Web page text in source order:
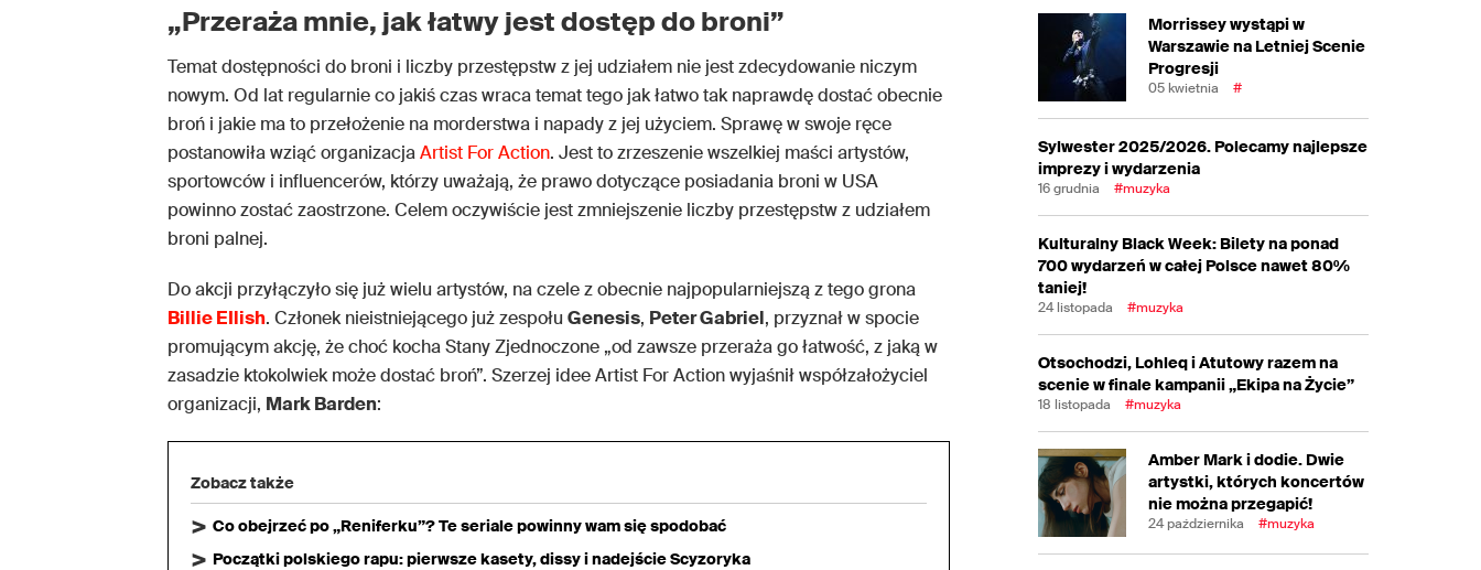
„Przeraża mnie, jak łatwy jest dostęp do broni”
Temat dostępności do broni i liczby przestępstw z jej udziałem nie jest zdecydowanie niczym
nowym. Od lat regularnie co jakiś czas wraca temat tego jak łatwo tak naprawdę dostać obecnie
broń i jakie ma to przełożenie na morderstwa i napady z jej użyciem. Sprawę w swoje ręce
postanowiła wziąć organizacjaArtist For Action. Jest to zrzeszenie wszelkiej maści artystów,
sportowców i influencerów, którzy uważają, że prawo dotyczące posiadania broni w USA
powinno zostać zaostrzone. Celem oczywiście jest zmniejszenie liczby przestępstw z udziałem
broni palnej.
Do akcji przyłączyło się już wielu artystów, na czele z obecnie najpopularniejszą z tego grona
Billie EIlish. Członek nieistniejącego już zespołu Genesis, Peter Gabriel, przyznał w spocie
promującym akcję, że choć kocha Stany Zjednoczone „od zawsze przeraża go łatwość, z jaką w
zasadzie ktokolwiek może dostać broń”. Szerzej idee Artist For Action wyjaśnił współzałożyciel
organizacji, Mark Barden:
Zobacz także
Co obejrzeć po „Reniferku”? Te seriale powinny wam się spodobać
Początki polskiego rapu: pierwsze kasety, dissy i nadejście Scyzoryka
Morrissey wystąpi w
Warszawie na Letniej Scenie
Progresji
05 kwietnia #
Sylwester 2025/2026. Polecamy najlepsze
imprezy i wydarzenia
16 grudnia #muzyka
Kulturalny Black Week: Bilety na ponad
700 wydarzeń w całej Polsce nawet 80%
taniej!
24 listopada #muzyka
Otsochodzi, Lohleq i Atutowy razem na
scenie w finale kampanii „Ekipa na Życie”
18 listopada #muzyka
Amber Mark i dodie. Dwie
artystki, których koncertów
nie można przegapić!
24 października #muzyka